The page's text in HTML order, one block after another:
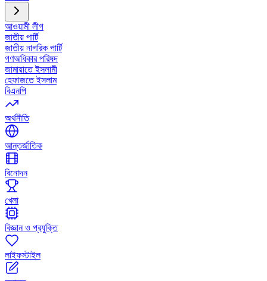
আওয়ামী লীগ
জাতীয় পার্টি
জাতীয় নাগরিক পার্টি
গণঅধিকার পরিষদ
জামায়াতে ইসলামী
হেফাজতে ইসলাম
বিএনপি
অর্থনীতি
আন্তর্জাতিক
বিনোদন
খেলা
বিজ্ঞান ও প্রযুক্তি
লাইফস্টাইল